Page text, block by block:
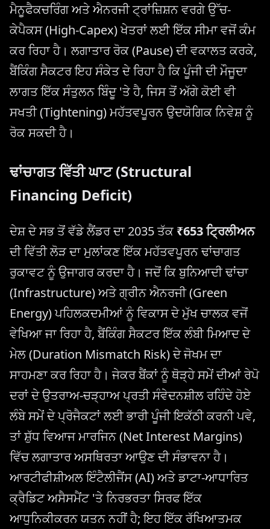
ਮੈਨੂਫੈਕਚਰਿੰਗ ਅਤੇ ਐਨਰਜੀ ਟ੍ਰਾਂਜ਼ਿਸ਼ਨ ਵਰਗੇ ਉੱਚ-
ਕੇਪੈਕਸ (High-Capex) ਖੇਤਰਾਂ ਲਈ ਇੱਕ ਸੀਮਾ ਵਜੋਂ ਕੰਮ
ਕਰ ਰਿਹਾ ਹੈ। ਲਗਾਤਾਰ ਰੋਕ (Pause) ਦੀ ਵਕਾਲਤ ਕਰਕੇ,
ਬੈਂਕਿੰਗ ਸੈਕਟਰ ਇਹ ਸੰਕੇਤ ਦੇ ਰਿਹਾ ਹੈ ਕਿ ਪੂੰਜੀ ਦੀ ਮੌਜੂਦਾ
ਲਾਗਤ ਇੱਕ ਸੰਤੁਲਨ ਬਿੰਦੂ 'ਤੇ ਹੈ, ਜਿਸ ਤੋਂ ਅੱਗੇ ਕੋਈ ਵੀ
ਸਖਤੀ (Tightening) ਮਹੱਤਵਪੂਰਨ ਉਦਯੋਗਿਕ ਨਿਵੇਸ਼ ਨੂੰ
ਰੋਕ ਸਕਦੀ ਹੈ।
ਢਾਂਚਾਗਤ ਵਿੱਤੀ ਘਾਟ (Structural
Financing Deficit)
ਦੇਸ਼ ਦੇ ਸਭ ਤੋਂ ਵੱਡੇ ਲੈਂਡਰ ਦਾ 2035 ਤੱਕ ₹653 ਟ੍ਰਿਲੀਅਨ
ਦੀ ਵਿੱਤੀ ਲੋੜ ਦਾ ਮੁਲਾਂਕਣ ਇੱਕ ਮਹੱਤਵਪੂਰਨ ਢਾਂਚਾਗਤ
ਰੁਕਾਵਟ ਨੂੰ ਉਜਾਗਰ ਕਰਦਾ ਹੈ। ਜਦੋਂ ਕਿ ਬੁਨਿਆਦੀ ਢਾਂਚਾ
(Infrastructure) ਅਤੇ ਗ੍ਰੀਨ ਐਨਰਜੀ (Green
Energy) ਪਹਿਲਕਦਮੀਆਂ ਨੂੰ ਵਿਕਾਸ ਦੇ ਮੁੱਖ ਚਾਲਕ ਵਜੋਂ
ਵੇਖਿਆ ਜਾ ਰਿਹਾ ਹੈ, ਬੈਂਕਿੰਗ ਸੈਕਟਰ ਇੱਕ ਲੰਬੀ ਮਿਆਦ ਦੇ
ਮੇਲ (Duration Mismatch Risk) ਦੇ ਜੋਖਮ ਦਾ
ਸਾਹਮਣਾ ਕਰ ਰਿਹਾ ਹੈ। ਜੇਕਰ ਬੈਂਕਾਂ ਨੂੰ ਥੋੜ੍ਹੇ ਸਮੇਂ ਦੀਆਂ ਰੇਪੋ
ਦਰਾਂ ਦੇ ਉਤਰਾਅ-ਚੜ੍ਹਾਅ ਪ੍ਰਤੀ ਸੰਵੇਦਨਸ਼ੀਲ ਰਹਿੰਦੇ ਹੋਏ
ਲੰਬੇ ਸਮੇਂ ਦੇ ਪ੍ਰੋਜੈਕਟਾਂ ਲਈ ਭਾਰੀ ਪੂੰਜੀ ਇਕੱਠੀ ਕਰਨੀ ਪਵੇ,
ਤਾਂ ਸ਼ੁੱਧ ਵਿਆਜ ਮਾਰਜਿਨ (Net Interest Margins)
ਵਿੱਚ ਲਗਾਤਾਰ ਅਸਥਿਰਤਾ ਆਉਣ ਦੀ ਸੰਭਾਵਨਾ ਹੈ।
ਆਰਟੀਫੀਸ਼ੀਅਲ ਇੰਟੈਲੀਜੈਂਸ (AI) ਅਤੇ ਡਾਟਾ-ਆਧਾਰਿਤ
ਕ੍ਰੈਡਿਟ ਅਸੈਸਮੈਂਟ 'ਤੇ ਨਿਰਭਰਤਾ ਸਿਰਫ ਇੱਕ
ਆਧੁਨਿਕੀਕਰਨ ਯਤਨ ਨਹੀਂ ਹੈ; ਇਹ ਇੱਕ ਰੱਖਿਆਤਮਕ